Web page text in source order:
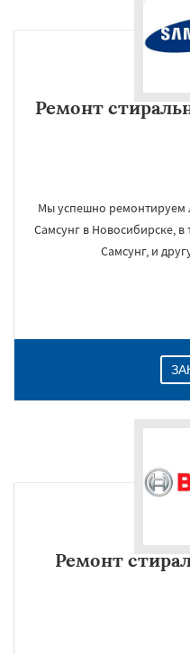
Ремонт
Мы успешно ремонтируем
Самсунг в Новосибирске,
Самсунг, и
Ремонт